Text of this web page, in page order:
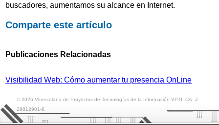
buscadores, aumentamos su alcance en Internet.
Comparte este artículo
Publicaciones Relacionadas
Visibilidad Web: Cómo aumentar tu presencia OnLine
© 2026 Venezolana de Proyectos de Tecnologías de la Información VPTI, CA. J-
29812901-8.